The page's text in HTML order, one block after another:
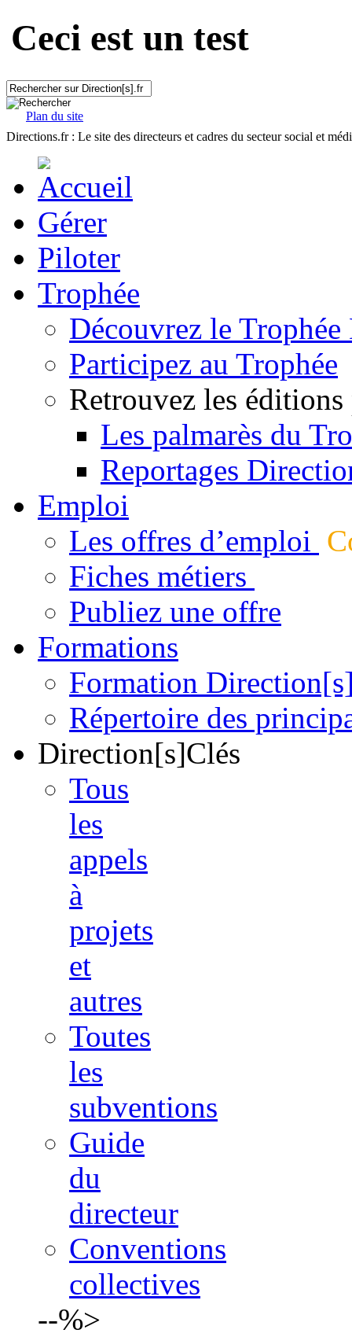
Ceci est un test
Plan du site
Directions.fr : Le site des directeurs et cadres du secteur social et
Gérer
Piloter
Trophée
Découvrez le
Participez au Trophée
Retrouvez les éditions
Les palmarès du
Reportages
Emploi
Les offres d’emploi
Fiches métiers
Publiez une offre
Formations
Formation
Répertoire des
Direction[s]Clés
Tous
les
appels
à
projets
et
autres
Toutes
les
subventions
Guide
du
directeur
Conventions
collectives
--%>